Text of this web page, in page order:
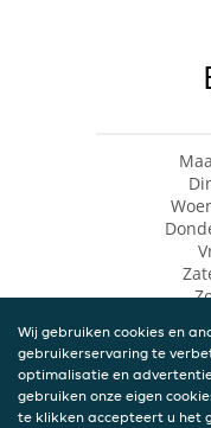
Wij gebruiken cookies en
gebruikerservaring te
optimalisatie en
gebruiken onze eigen
te klikken accepteert u het